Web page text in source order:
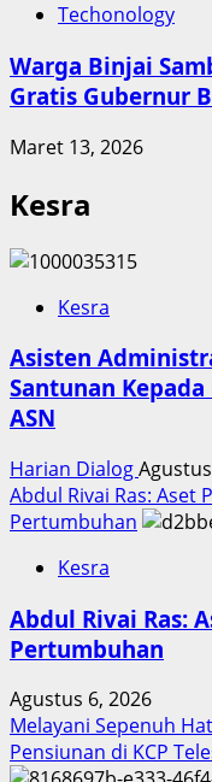
Techonology
Warga Binjai
Gratis Gubernur
Maret 13, 2026
Kesra
Kesra
Asisten
Santunan
ASN
Harian Dialog
Abdul Rivai Ras: Aset
Pertumbuhan
Kesra
Abdul Rivai Ras:
Pertumbuhan
Agustus 6, 2026
Melayani Sepenuh
Pensiunan di KCP